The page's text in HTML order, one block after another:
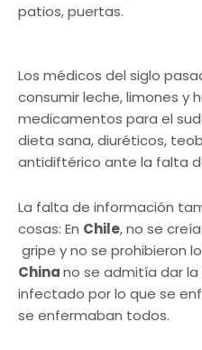
patios, puertas.
Los médicos del siglo
consumir leche, limones y
medicamentos para el
dieta sana, diuréticos,
antidiftérico ante la falta
La falta de información
cosas: En Chile, no se
gripe y no se prohibieron
Chinano se admitía dar
infectado por lo que se
se enfermaban todos.